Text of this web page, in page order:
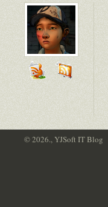
© 2026., YJSoft IT Blog